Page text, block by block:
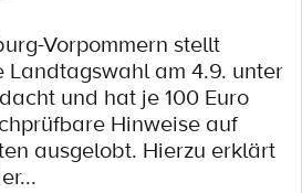
Vorpommern stellt
am 4.9. unter
und hat je 100 Euro
Hinweise auf
ausgelobt. Hierzu erklärt